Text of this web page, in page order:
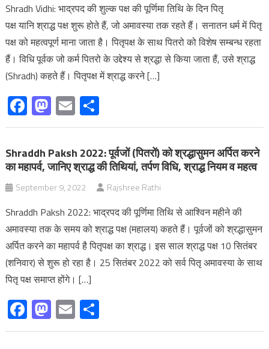
Shradh Vidhi: भाद्रपद की शुल्क पक्ष की पूर्णिमा तिथि के दिन पितृ
पक्ष यानि श्राद्ध पक्ष शुरू होते हैं, जो अमावस्या तक रहते हैं। सनातन धर्म में पितृ
पक्ष को महत्वपूर्ण माना जाता है। पितृपक्ष के साथ पितरो को विशेष सम्बन्ध रहता
हैं। विधि पूर्वक जो कर्म पितरो के उद्देश्य से श्रद्धा से किया जाता हैं, उसे श्राद्ध
(Shradh) कहते हैं। पितृपक्ष में श्राद्ध करने […]
Facebook
Mastodon
EmailShare
Shraddh Paksh 2022: पूर्वजों (पितरों) को श्रद्धासुमन अर्पित करने
का महापर्व, जानिए श्राद्ध की तिथियां, तर्पण विधि, श्राद्ध नियम व महत्व
September 9, 2022 Rajshree Rathi
Shraddh Paksh 2022: भाद्रपद की पूर्णिमा तिथि से आश्विन महीने की
अमावस्या तक के समय को श्राद्ध पक्ष (महालय) कहते हैं। पूर्वजों को श्रद्धासुमन
अर्पित करने का महापर्व है पितृपक्ष का श्राद्ध। इस साल श्राद्ध पक्ष 10 सितंबर
(शनिवार) से शुरू हो रहा है। 25 सितंबर 2022 को सर्व पितृ अमावस्या के साथ
पितृ पक्ष समाप्त होंगे। […]
Facebook
Mastodon
EmailShare